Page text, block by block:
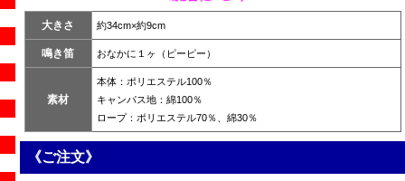
大きさ 約34cm×約9cm
鳴き笛 おなかに１ヶ（ピーピー）
素材
本体：ポリエステル100％
キャンパス地：綿100％
ロープ：ポリエステル70％、綿30％
《ご注文》